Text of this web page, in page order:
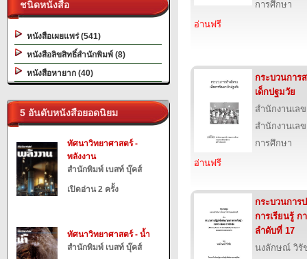
ชนิดหนังสือ
หนังสือเผยแพร่ (541)
หนังสือลิขสิทธิ์สำนักพิมพ์ (8)
หนังสือหายาก (40)
5 อันดับหนังสือยอดนิยม
ทัศนาวิทยาศาสตร์ -
พลังงาน
สำนักพิมพ์ เบสท์ บุ๊คส์
เปิดอ่าน 2 ครั้ง
ทัศนาวิทยาศาสตร์ - น้ำ
สำนักพิมพ์ เบสท์ บุ๊คส์
การศึกษา
อ่านฟรี
กระบวนการ
เด็กปฐมวัย
สำนักงานเล
สำนักงานเล
การศึกษา
อ่านฟรี
กระบวนกา
การเรียนรู้ ก
ลำดับที่ 17
นงลักษณ์ วิรั